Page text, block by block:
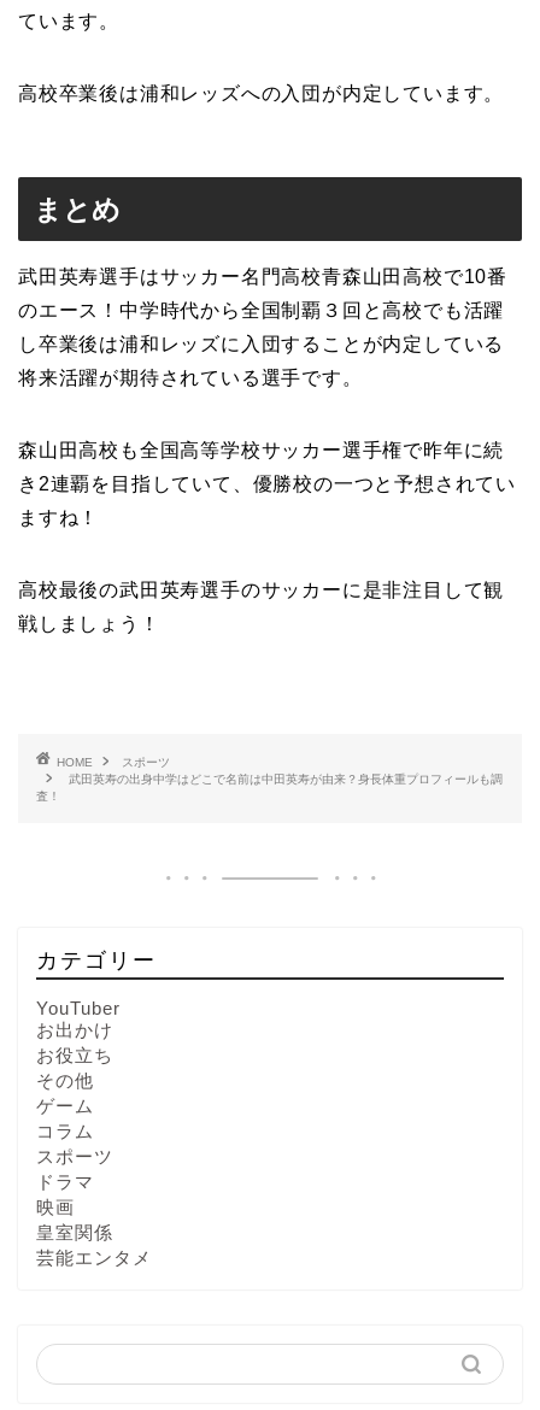
ています。
高校卒業後は浦和レッズへの入団が内定しています。
まとめ
武田英寿選手はサッカー名門高校青森山田高校で10番
のエース！中学時代から全国制覇３回と高校でも活躍
し卒業後は浦和レッズに入団することが内定している
将来活躍が期待されている選手です。
森山田高校も全国高等学校サッカー選手権で昨年に続
き2連覇を目指していて、優勝校の一つと予想されてい
ますね！
高校最後の武田英寿選手のサッカーに是非注目して観
戦しましょう！
HOME
スポーツ
武田英寿の出身中学はどこで名前は中田英寿が由来？身長体重プロフィールも調
査！
カテゴリー
YouTuber
お出かけ
お役立ち
その他
ゲーム
コラム
スポーツ
ドラマ
映画
皇室関係
芸能エンタメ